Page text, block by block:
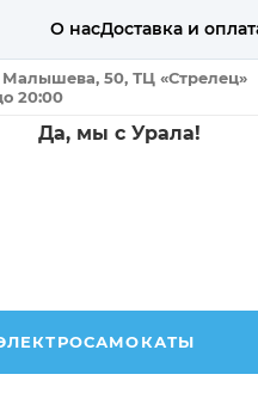
О насДоставка и
Малышева, 50, ТЦ «Стрелец»
20:00
Да, мы с Урала!